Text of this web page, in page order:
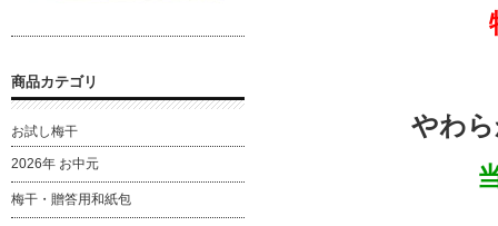
やわ
商品カテゴリ
お試し梅干
2026年 お中元
梅干・贈答用和紙包